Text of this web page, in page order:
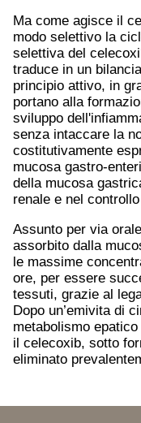
Ma come agisce il
modo selettivo la
selettiva del
traduce in un
principio attivo, in
portano alla
sviluppo
senza intaccare la
costitutivamente
mucosa gastro-
della mucosa
renale e nel
Assunto per via
assorbito dalla
le massime
ore, per essere
tessuti, grazie al
Dopo un’emivita di
metabolismo
il celecoxib, sotto
eliminato